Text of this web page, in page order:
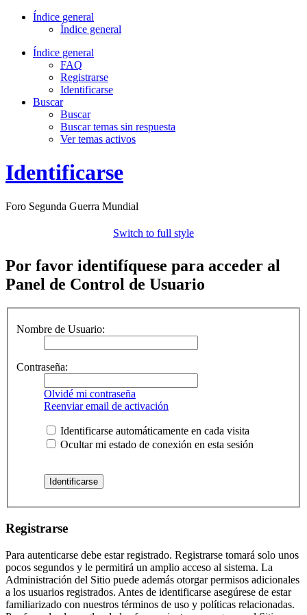
Índice general
Índice general
Índice general
FAQ
Registrarse
Identificarse
Buscar
Buscar
Buscar temas sin respuesta
Ver temas activos
Identificarse
Foro Segunda Guerra Mundial
Switch to full style
Por favor identifíquese para acceder al
Panel de Control de Usuario
Nombre de Usuario:
Contraseña:
Olvidé mi contraseña
Reenviar email de activación
Identificarse automáticamente en cada visita
Ocultar mi estado de conexión en esta sesión
Registrarse
Para autenticarse debe estar registrado. Registrarse tomará solo unos
pocos segundos y le permitirá un amplio acceso al sistema. La
Administración del Sitio puede además otorgar permisos adicionales
a los usuarios registrados. Antes de identificarse asegúrese de estar
familiarizado con nuestros términos de uso y políticas relacionadas.